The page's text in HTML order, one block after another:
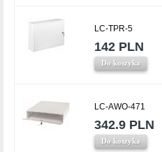
LC-TPR-5
142 PLN
Do koszyka
LC-AWO-471
342.9 PLN
Do koszyka